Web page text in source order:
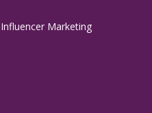
Marketing